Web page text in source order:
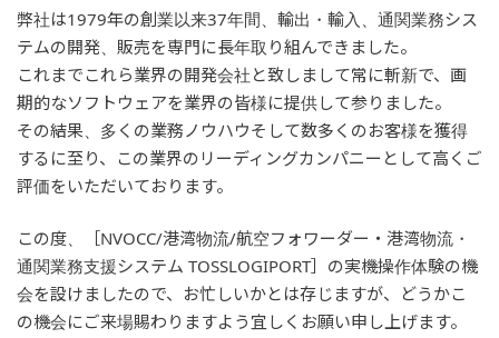
弊社は1979年の創業以来37年間、輸出・輸入、通関業務シス
テムの開発、販売を専門に長年取り組んできました。
これまでこれら業界の開発会社と致しまして常に斬新で、画
期的なソフトウェアを業界の皆様に提供して参りました。
その結果、多くの業務ノウハウそして数多くのお客様を獲得
するに至り、この業界のリーディングカンパニーとして高くご
評価をいただいております。
この度、［NVOCC/港湾物流/航空フォワーダー・港湾物流・
通関業務支援システム TOSSLOGIPORT］の実機操作体験の機
会を設けましたので、お忙しいかとは存じますが、どうかこ
の機会にご来場賜わりますよう宜しくお願い申し上げます。